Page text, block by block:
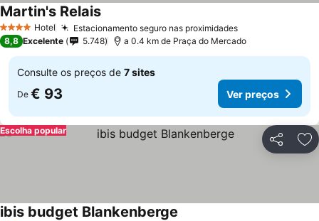
4 EstrelasHotel Estacionamento seguro nas proximidades
Martin's Relais
8,8 Excelente 5.748 a 0.4 km de Praça do Mercado
Consulte os preços de 7 sites
De € 93 Ver preços
Partilhar
Escolha popular
ibis budget Blankenberge